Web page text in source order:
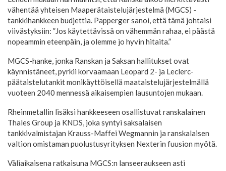
vähentää yhteisen Maaperätaistelujärjestelmä (MGCS) -
tankkihankkeen budjettia. Papperger sanoi, että tämä johtaisi
viivästyksiin: ”Jos käytettävissä on vähemmän rahaa, ei päästä
nopeammin eteenpäin, ja olemme jo hyvin hitaita.”
MGCS-hanke, jonka Ranskan ja Saksan hallitukset ovat
käynnistäneet, pyrkii korvaamaan Leopard 2- ja Leclerc-
päätaistelutankit monikäyttöisellä maataistelujärjestelmällä
vuoteen 2040 mennessä aikaisempien lausuntojen mukaan.
Rheinmetallin lisäksi hankkeeseen osallistuvat ranskalainen
Thales Group ja KNDS, joka syntyi saksalaisen
tankkivalmistajan Krauss-Maffei Wegmannin ja ranskalaisen
valtion omistaman puolustusyrityksen Nexterin fuusion myötä.
Väliaikaisena ratkaisuna MGCS:n lanseeraukseen asti